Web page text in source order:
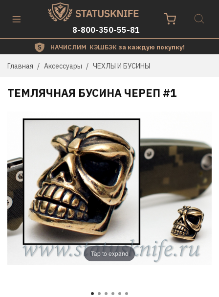
8-800-350-55-81
НАЧИСЛИМ КЭШБЭК за каждую покупку!
Главная Аксессуары ЧЕХЛЫ И БУСИНЫ
Tap to expand
ТЕМЛЯЧНАЯ БУСИНА ЧЕРЕП #1